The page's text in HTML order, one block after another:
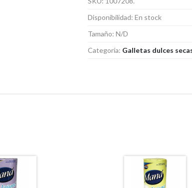
Disponibilidad: En stock
Tamaño: N/D
Categoría: Galletas dulces